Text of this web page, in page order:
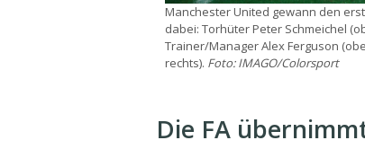
Manchester United gewann den
dabei: Torhüter Peter Schmeichel
Trainer/Manager Alex Ferguson
rechts). Foto: IMAGO/Colorsport
Die FA